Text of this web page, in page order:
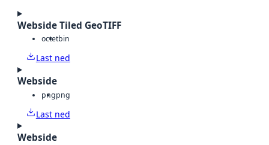
Webside Tiled GeoTIFF
octetbin
Last ned
Webside
pngpng
Last ned
Webside